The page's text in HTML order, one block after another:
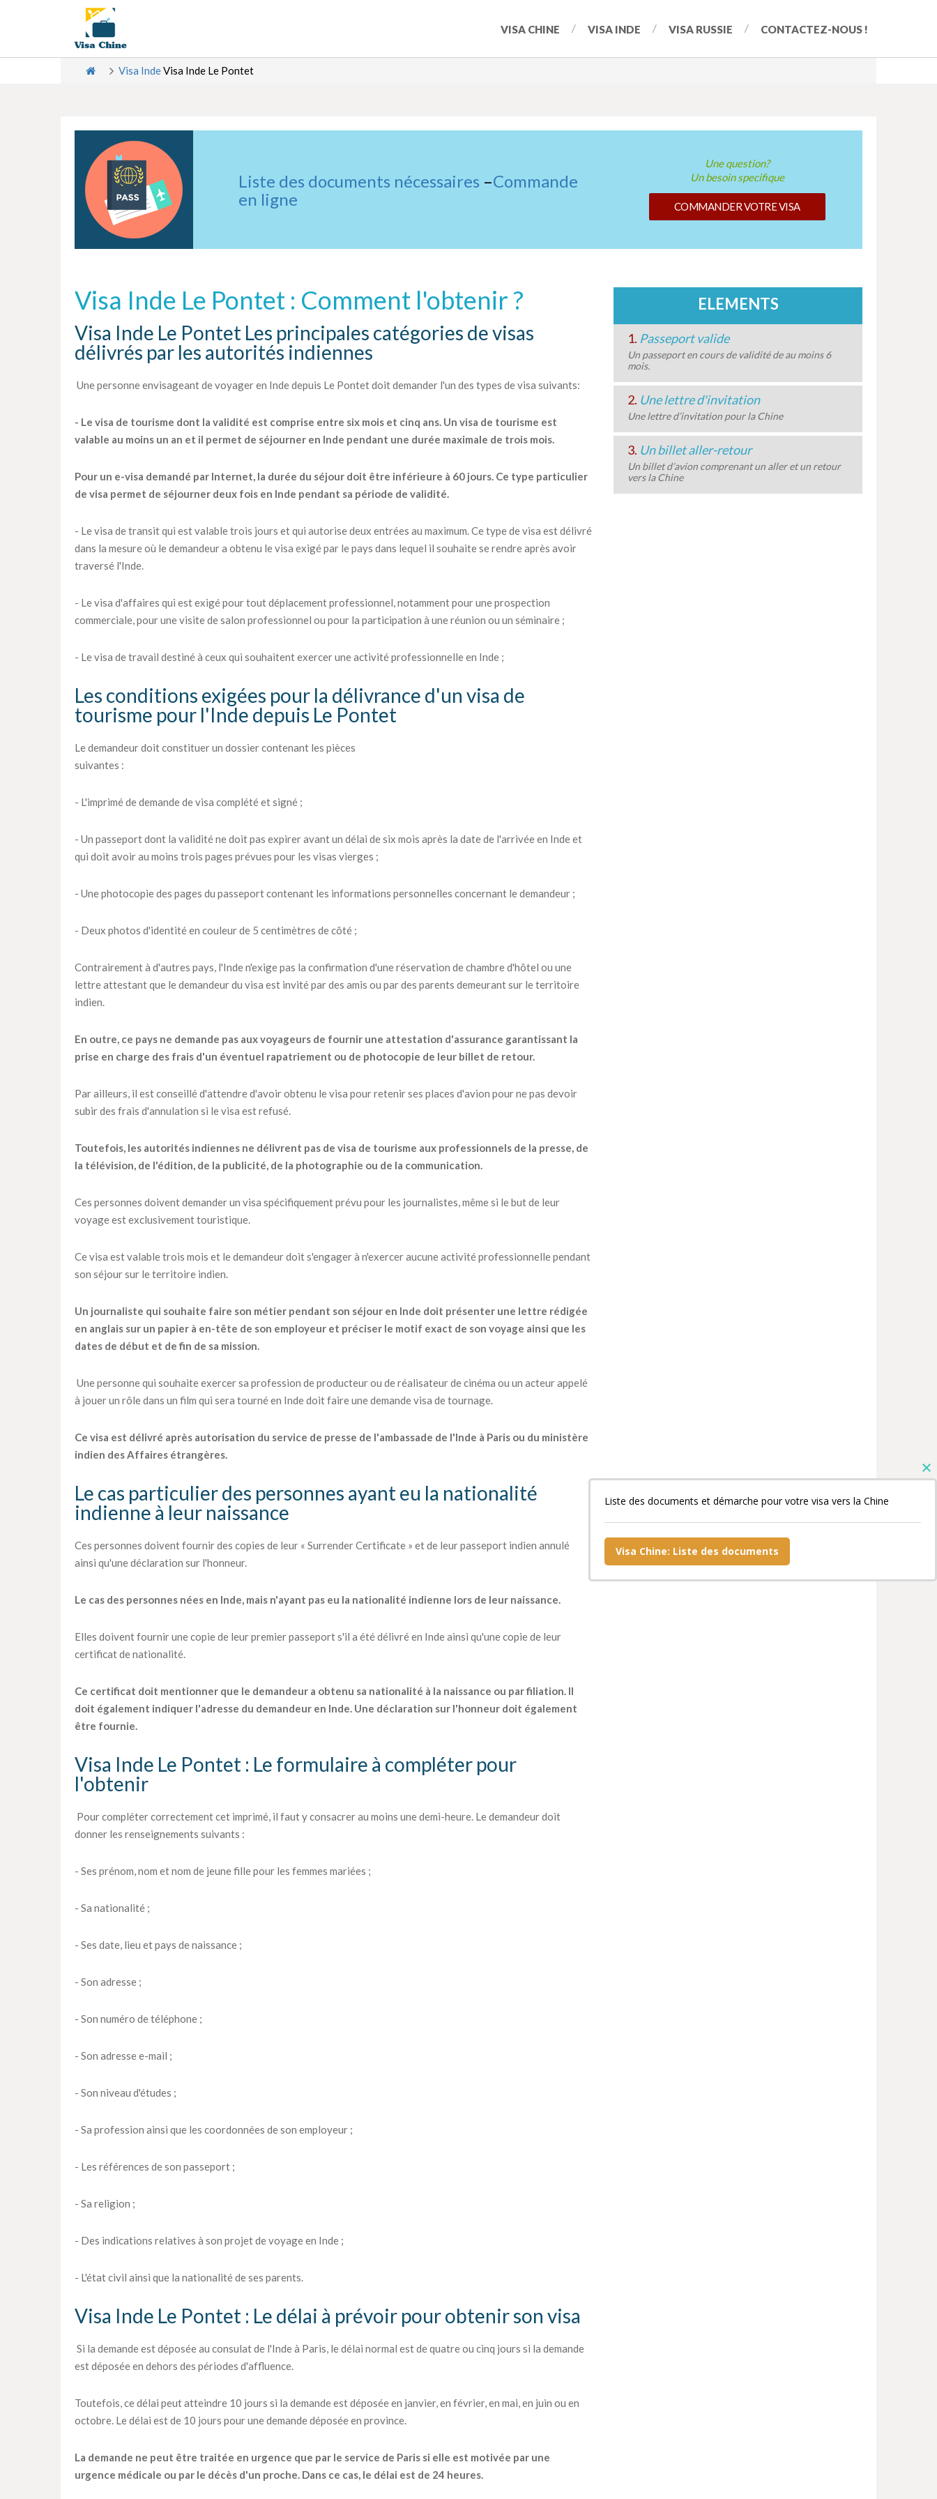
VISA CHINE VISA INDE VISA RUSSIE CONTACTEZ-NOUS !
Visa IndeVisa Inde Le Pontet
Liste des documents nécessaires –Commande
en ligne
Une question?
Un besoin specifique
COMMANDER VOTRE VISA
Visa Inde Le Pontet : Comment l'obtenir ?
Visa Inde Le Pontet Les principales catégories de visas
délivrés par les autorités indiennes
Une personne envisageant de voyager en Inde depuis Le Pontet doit demander l'un des types de visa suivants:
- Le visa de tourisme dont la validité est comprise entre six mois et cinq ans. Un visa de tourisme est
valable au moins un an et il permet de séjourner en Inde pendant une durée maximale de trois mois.
Pour un e-visa demandé par Internet, la durée du séjour doit être inférieure à 60 jours. Ce type particulier
de visa permet de séjourner deux fois en Inde pendant sa période de validité.
- Le visa de transit qui est valable trois jours et qui autorise deux entrées au maximum. Ce type de visa est délivré
dans la mesure où le demandeur a obtenu le visa exigé par le pays dans lequel il souhaite se rendre après avoir
traversé l'Inde.
- Le visa d'affaires qui est exigé pour tout déplacement professionnel, notamment pour une prospection
commerciale, pour une visite de salon professionnel ou pour la participation à une réunion ou un séminaire ;
- Le visa de travail destiné à ceux qui souhaitent exercer une activité professionnelle en Inde ;
Les conditions exigées pour la délivrance d'un visa de
tourisme pour l'Inde depuis Le Pontet
Le demandeur doit constituer un dossier contenant les pièces
suivantes :
- L'imprimé de demande de visa complété et signé ;
- Un passeport dont la validité ne doit pas expirer avant un délai de six mois après la date de l'arrivée en Inde et
qui doit avoir au moins trois pages prévues pour les visas vierges ;
- Une photocopie des pages du passeport contenant les informations personnelles concernant le demandeur ;
- Deux photos d'identité en couleur de 5 centimètres de côté ;
Contrairement à d'autres pays, l'Inde n'exige pas la confirmation d'une réservation de chambre d'hôtel ou une
lettre attestant que le demandeur du visa est invité par des amis ou par des parents demeurant sur le territoire
indien.
En outre, ce pays ne demande pas aux voyageurs de fournir une attestation d'assurance garantissant la
prise en charge des frais d'un éventuel rapatriement ou de photocopie de leur billet de retour.
Par ailleurs, il est conseillé d'attendre d'avoir obtenu le visa pour retenir ses places d'avion pour ne pas devoir
subir des frais d'annulation si le visa est refusé.
Toutefois, les autorités indiennes ne délivrent pas de visa de tourisme aux professionnels de la presse, de
la télévision, de l'édition, de la publicité, de la photographie ou de la communication.
Ces personnes doivent demander un visa spécifiquement prévu pour les journalistes, même si le but de leur
voyage est exclusivement touristique.
Ce visa est valable trois mois et le demandeur doit s'engager à n'exercer aucune activité professionnelle pendant
son séjour sur le territoire indien.
Un journaliste qui souhaite faire son métier pendant son séjour en Inde doit présenter une lettre rédigée
en anglais sur un papier à en-tête de son employeur et préciser le motif exact de son voyage ainsi que les
dates de début et de fin de sa mission.
Une personne qui souhaite exercer sa profession de producteur ou de réalisateur de cinéma ou un acteur appelé
à jouer un rôle dans un film qui sera tourné en Inde doit faire une demande visa de tournage.
Ce visa est délivré après autorisation du service de presse de l'ambassade de l'Inde à Paris ou du ministère
indien des Affaires étrangères.
Le cas particulier des personnes ayant eu la nationalité
indienne à leur naissance
Ces personnes doivent fournir des copies de leur « Surrender Certificate » et de leur passeport indien annulé
ainsi qu'une déclaration sur l'honneur.
Le cas des personnes nées en Inde, mais n'ayant pas eu la nationalité indienne lors de leur naissance.
Elles doivent fournir une copie de leur premier passeport s'il a été délivré en Inde ainsi qu'une copie de leur
certificat de nationalité.
Ce certificat doit mentionner que le demandeur a obtenu sa nationalité à la naissance ou par filiation. Il
doit également indiquer l'adresse du demandeur en Inde. Une déclaration sur l'honneur doit également
être fournie.
Visa Inde Le Pontet : Le formulaire à compléter pour
l'obtenir
Pour compléter correctement cet imprimé, il faut y consacrer au moins une demi-heure. Le demandeur doit
donner les renseignements suivants :
- Ses prénom, nom et nom de jeune fille pour les femmes mariées ;
- Sa nationalité ;
- Ses date, lieu et pays de naissance ;
- Son adresse ;
- Son numéro de téléphone ;
- Son adresse e-mail ;
- Son niveau d'études ;
- Sa profession ainsi que les coordonnées de son employeur ;
- Les références de son passeport ;
- Sa religion ;
- Des indications relatives à son projet de voyage en Inde ;
- L'état civil ainsi que la nationalité de ses parents.
Visa Inde Le Pontet : Le délai à prévoir pour obtenir son visa
Si la demande est déposée au consulat de l'Inde à Paris, le délai normal est de quatre ou cinq jours si la demande
est déposée en dehors des périodes d'affluence.
Toutefois, ce délai peut atteindre 10 jours si la demande est déposée en janvier, en février, en mai, en juin ou en
octobre. Le délai est de 10 jours pour une demande déposée en province.
La demande ne peut être traitée en urgence que par le service de Paris si elle est motivée par une
urgence médicale ou par le décès d'un proche. Dans ce cas, le délai est de 24 heures.
ELEMENTS
1. Passeport valide
Un passeport en cours de validité de au moins 6
mois.
2. Une lettre d'invitation
Une lettre d’invitation pour la Chine
3. Un billet aller-retour
Un billet d’avion comprenant un aller et un retour
vers la Chine
Liste des documents et démarche pour votre visa vers la Chine
Visa Chine: Liste des documents